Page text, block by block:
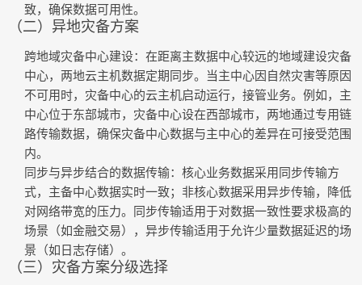
致，确保数据可用性。
（二）异地灾备方案
跨地域灾备中心建设：在距离主数据中心较远的地域建设灾备
中心，两地云主机数据定期同步。当主中心因自然灾害等原因
不可用时，灾备中心的云主机启动运行，接管业务。例如，主
中心位于东部城市，灾备中心设在西部城市，两地通过专用链
路传输数据，确保灾备中心数据与主中心的差异在可接受范围
内。
同步与异步结合的数据传输：核心业务数据采用同步传输方
式，主备中心数据实时一致；非核心数据采用异步传输，降低
对网络带宽的压力。同步传输适用于对数据一致性要求极高的
场景（如金融交易），异步传输适用于允许少量数据延迟的场
景（如日志存储）。
（三）灾备方案分级选择